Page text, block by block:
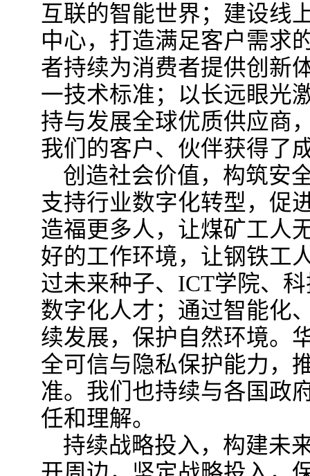
互联的智能世界；建设线
中心，打造满足客户需求
者持续为消费者提供创新
一技术标准；以长远眼光
持与发展全球优质供应商
我们的客户、伙伴获得了
创造社会价值，构筑安
支持行业数字化转型，促
造福更多人，让煤矿工人
好的工作环境，让钢铁工
过未来种子、ICT学院、
数字化人才；通过智能化
续发展，保护自然环境。
全可信与隐私保护能力，
准。我们也持续与各国政
任和理解。
持续战略投入，构建未